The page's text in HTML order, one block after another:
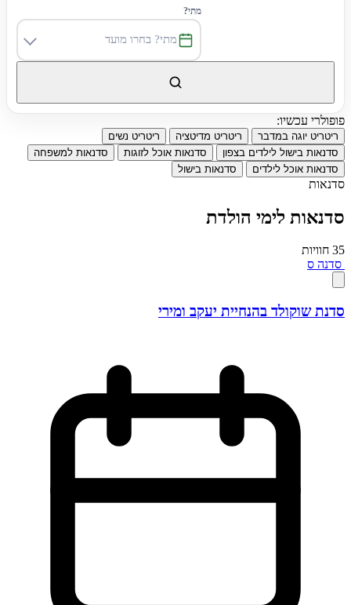
מתי?
חיפוש
פופולרי עכשיו:
ריטריט יוגה במדבר ריטריט מדיטציה
ריטריט נשים
סדנאות בישול לילדים בצפון
סדנאות אוכל לזוגות
סדנאות למשפחה
סדנאות אוכל לילדים
סדנאות בישול
סדנאות
סדנאות לימי הולדת
35 חוויות
סדנה ס
סדנת שוקולד בהנחיית יעקב ומירי